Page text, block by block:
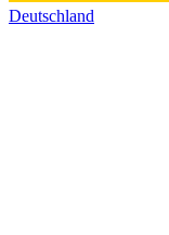
Deutschland